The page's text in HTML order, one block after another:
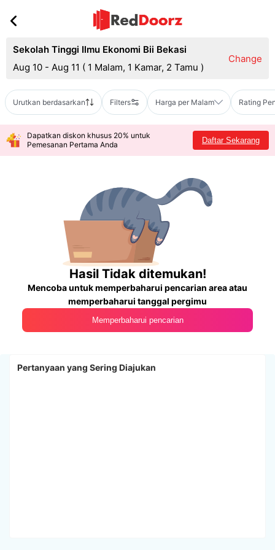
Sekolah Tinggi Ilmu Ekonomi Bii Bekasi
Aug 10 - Aug 11 ( 1 Malam, 1 Kamar, 2 Tamu )
Change
Urutkan berdasarkan Filters Harga per Malam Rating
Dapatkan diskon khusus 20% untuk
Pemesanan Pertama Anda
Daftar Sekarang
Hasil Tidak ditemukan!
Mencoba untuk memperbaharui pencarian area atau
memperbaharui tanggal pergimu
Memperbaharui pencarian
Pertanyaan yang Sering Diajukan